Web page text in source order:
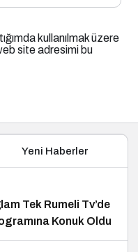
kullanılmak üzere
site adresimi bu
Yeni Haberler
Tek Rumeli Tv’de
Konuk Oldu